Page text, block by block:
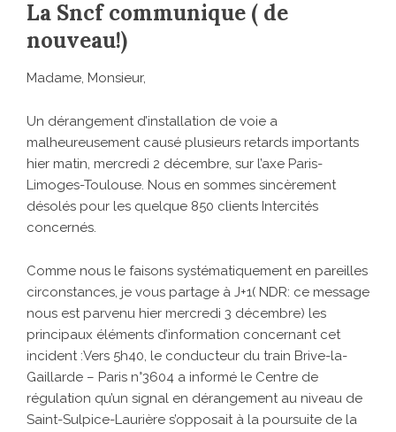
La Sncf communique ( de
nouveau!)
Madame, Monsieur,
Un dérangement d’installation de voie a
malheureusement causé plusieurs retards importants
hier matin, mercredi 2 décembre, sur l’axe Paris-
Limoges-Toulouse. Nous en sommes sincèrement
désolés pour les quelque 850 clients Intercités
concernés.
Comme nous le faisons systématiquement en pareilles
circonstances, je vous partage à J+1( NDR: ce message
nous est parvenu hier mercredi 3 décembre) les
principaux éléments d’information concernant cet
incident :Vers 5h40, le conducteur du train Brive-la-
Gaillarde – Paris n°3604 a informé le Centre de
régulation qu’un signal en dérangement au niveau de
Saint-Sulpice-Laurière s’opposait à la poursuite de la